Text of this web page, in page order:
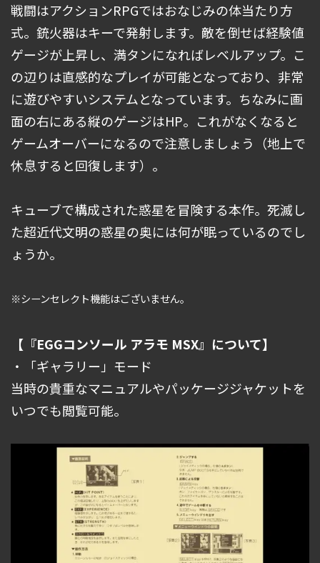
戦闘はアクションRPGではおなじみの体当たり方
式。銃火器はキーで発射します。敵を倒せば経験値
ゲージが上昇し、満タンになればレベルアップ。こ
の辺りは直感的なプレイが可能となっており、非常
に遊びやすいシステムとなっています。ちなみに画
面の右にある縦のゲージはHP。これがなくなると
ゲームオーバーになるので注意しましょう（地上で
休息すると回復します）。
キューブで構成された惑星を冒険する本作。死滅し
た超近代文明の惑星の奥には何が眠っているのでし
ょうか。
※シーンセレクト機能はございません。
【『EGGコンソール アラモ MSX』について】
・「ギャラリー」モード
当時の貴重なマニュアルやパッケージジャケットを
いつでも閲覧可能。